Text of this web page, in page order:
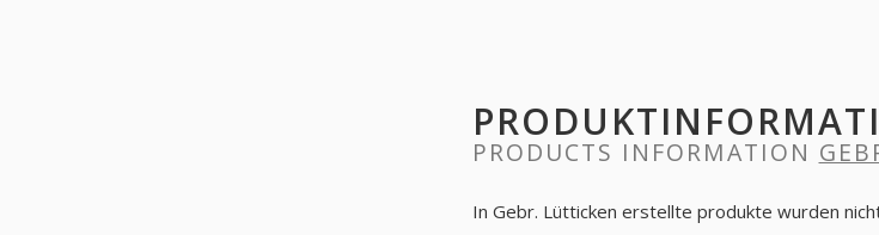
PRODUCTS INFORMATION
In Gebr. Lütticken erstellte produkte wurden